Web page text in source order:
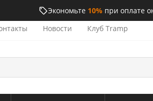
Экономьте 10%при оплате
Новости Клуб Tramp